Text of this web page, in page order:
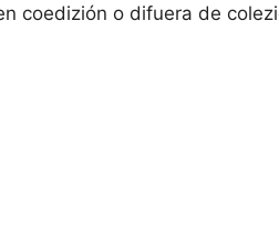
coedizión o difuera de